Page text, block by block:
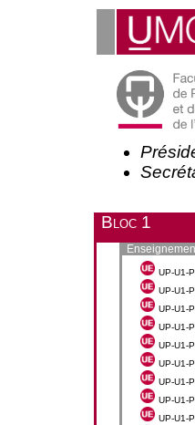
Bloc 1
UP-U1-
UP-U1-
UP-U1-
UP-U1-
UP-U1-
UP-U1-
UP-U1-
UP-U1-
UP-U1-